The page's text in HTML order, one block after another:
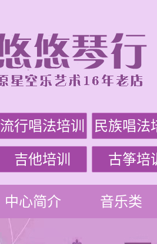
流行唱法培训 民族唱法
吉他培训 古筝培
中心简介 音乐类